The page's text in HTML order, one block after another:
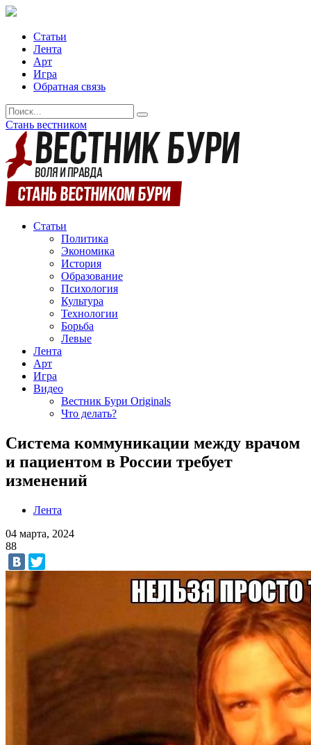
Статьи
Лента
Арт
Игра
Обратная связь
Стань вестником
Статьи
Политика
Экономика
История
Образование
Психология
Культура
Технологии
Борьба
Левые
Лента
Арт
Игра
Видео
Вестник Бури Originals
Что делать?
Система коммуникации между врачом
и пациентом в России требует
изменений
Лента
04 марта, 2024
88